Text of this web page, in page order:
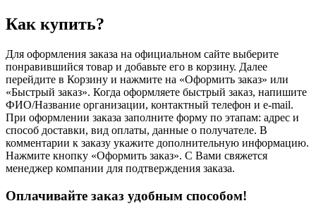
Как купить?
Для оформления заказа на официальном сайте выберите
понравившийся товар и добавьте его в корзину. Далее
перейдите в Корзину и нажмите на «Оформить заказ» или
«Быстрый заказ». Когда оформляете быстрый заказ, напишите
ФИО/Название организации, контактный телефон и e-mail.
При оформлении заказа заполните форму по этапам: адрес и
способ доставки, вид оплаты, данные о получателе. В
комментарии к заказу укажите дополнительную информацию.
Нажмите кнопку «Оформить заказ». С Вами свяжется
менеджер компании для подтверждения заказа.
Оплачивайте заказ удобным способом!